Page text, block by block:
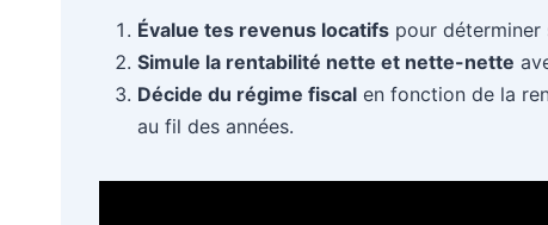
Évalue tes revenus locatifs pour déterminer
Simule la rentabilité nette et nette-nette
Décide du régime fiscal en fonction de la
au fil des années.